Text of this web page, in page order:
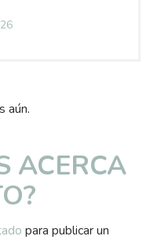
aún.
ACERCA
para publicar un